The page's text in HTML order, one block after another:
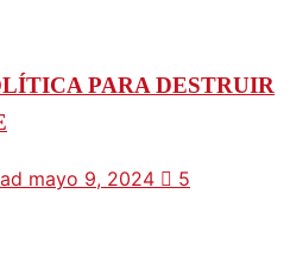
PARA DESTRUIR
mayo 9, 2024 5